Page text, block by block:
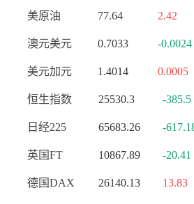
美原油 77.64 2.42
澳元美元 0.7033 -0.0024
美元加元 1.4014 0.0005
恒生指数 25530.3 -385.5
日经225 65683.26 -
英国FT 10867.89 -20.41
德国DAX 26140.13 13.83